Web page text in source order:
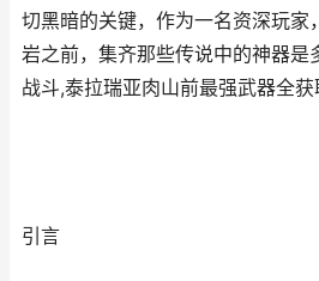
切黑暗的关键，作为一名资深玩家
岩之前，集齐那些传说中的神器是
战斗,泰拉瑞亚肉山前最强武器全获
引言